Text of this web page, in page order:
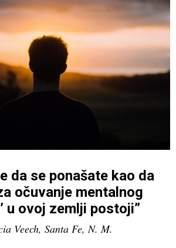
da se ponašate kao da
očuvanje mentalnog
u ovoj zemlji postoji”
Veech, Santa Fe, N. M.